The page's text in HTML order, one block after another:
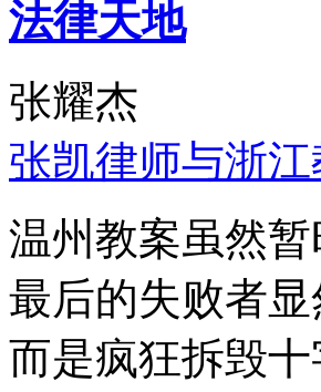
法律天地
张耀杰
张凯律师与浙
温州教案虽然
最后的失败者
而是疯狂拆毁